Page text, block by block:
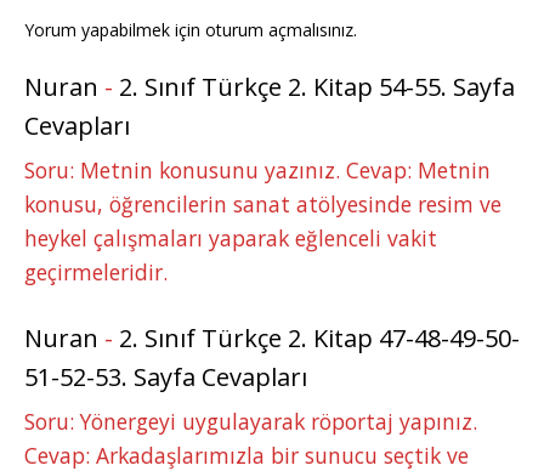
Yorum yapabilmek için oturum açmalısınız.
Nuran - 2. Sınıf Türkçe 2. Kitap 54-55. Sayfa
Cevapları
Soru: Metnin konusunu yazınız. Cevap: Metnin
konusu, öğrencilerin sanat atölyesinde resim ve
heykel çalışmaları yaparak eğlenceli vakit
geçirmeleridir.
Nuran - 2. Sınıf Türkçe 2. Kitap 47-48-49-50-
51-52-53. Sayfa Cevapları
Soru: Yönergeyi uygulayarak röportaj yapınız.
Cevap: Arkadaşlarımızla bir sunucu seçtik ve